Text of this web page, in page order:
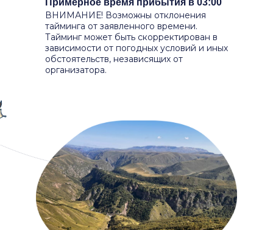
Примерное время прибытия в 03:00
ВНИМАНИЕ! Возможны отклонения
тайминга от заявленного времени.
Тайминг может быть скорректирован в
зависимости от погодных условий и иных
обстоятельств, независящих от
организатора.